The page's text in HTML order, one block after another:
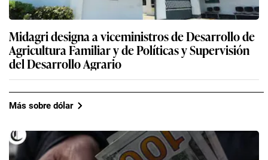
Midagri designa a viceministros de Desarrollo de
Agricultura Familiar y de Políticas y Supervisión
del Desarrollo Agrario
Más sobre dólar